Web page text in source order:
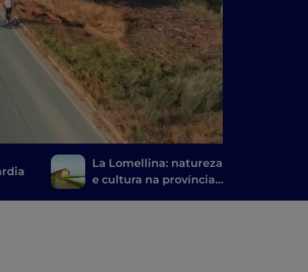
La Lomellina: natureza
e cultura na província